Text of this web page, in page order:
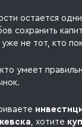
остается
сохранить
не тот, кто
умеет
, хотите